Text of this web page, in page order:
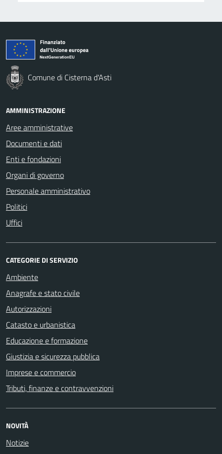
Comune di Cisterna d'Asti
AMMINISTRAZIONE
Aree amministrative
Documenti e dati
Enti e fondazioni
Organi di governo
Personale amministrativo
Politici
Uffici
CATEGORIE DI SERVIZIO
Ambiente
Anagrafe e stato civile
Autorizzazioni
Catasto e urbanistica
Educazione e formazione
Giustizia e sicurezza pubblica
Imprese e commercio
Tributi, finanze e contravvenzioni
NOVITÀ
Notizie